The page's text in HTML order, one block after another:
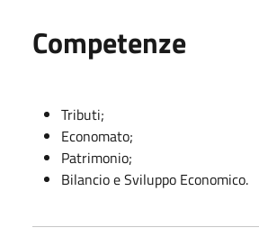
Competenze
Tributi;
Economato;
Patrimonio;
Bilancio e Sviluppo Economico.